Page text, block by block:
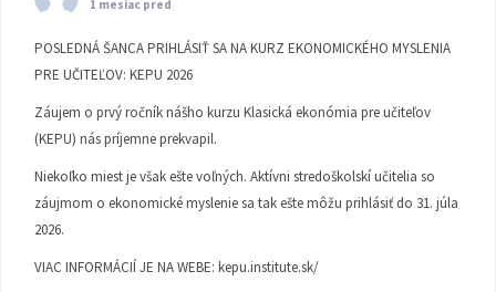
1 mesiac pred
POSLEDNÁ ŠANCA PRIHLÁSIŤ SA NA KURZ EKONOMICKÉHO MYSLENIA
PRE UČITEĽOV: KEPU 2026
Záujem o prvý ročník nášho kurzu Klasická ekonómia pre učiteľov
(KEPU) nás príjemne prekvapil.
Niekoľko miest je však ešte voľných. Aktívni stredoškolskí učitelia so
záujmom o ekonomické myslenie sa tak ešte môžu prihlásiť do 31. júla
2026.
VIAC INFORMÁCIÍ JE NA WEBE: kepu.institute.sk/